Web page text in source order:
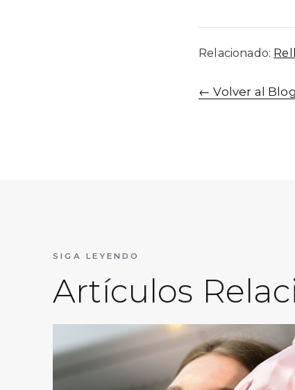
Relacionado:
←Volver al Blog
SIGA LEYENDO
Artículos